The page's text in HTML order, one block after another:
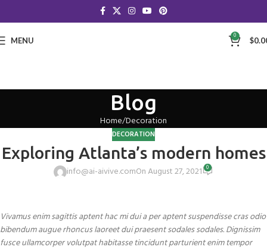
MENU 0 $
Blog
Home Decoration
DECORATION
Exploring Atlanta’s modern homes
info@ai-aivive.comOn August 27, 2021 0
Vivamus enim sagittis aptent hac mi dui a per aptent suspendisse cras odio
bibendum augue rhoncus laoreet dui praesent sodales sodales. Dignissim
fusce ullamcorper volutpat habitasse tincidunt parturient enim tempor